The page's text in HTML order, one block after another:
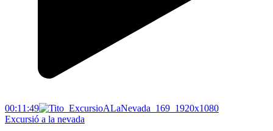
00:11:49
Excursió a la nevada